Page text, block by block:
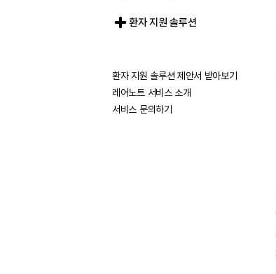
환자 지원 솔루션
환자 지원 솔루션 제안서 받아보기
레어노트 서비스 소개
서비스 문의하기